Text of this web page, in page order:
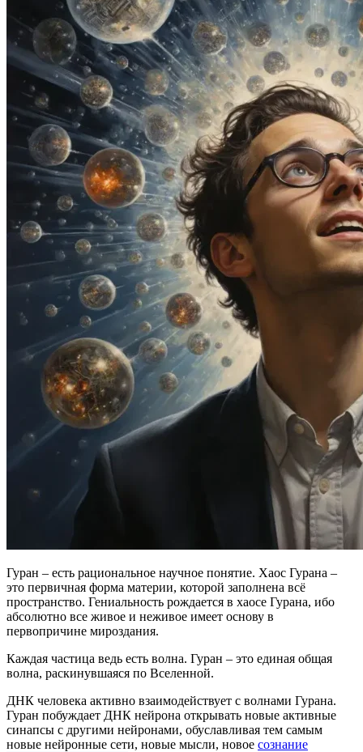
Гуран – есть рациональное научное понятие. Хаос Гурана –
это первичная форма материи, которой заполнена всё
пространство. Гениальность рождается в хаосе Гурана, ибо
абсолютно все живое и неживое имеет основу в
первопричине мироздания.
Каждая частица ведь есть волна. Гуран – это единая общая
волна, раскинувшаяся по Вселенной.
ДНК человека активно взаимодействует с волнами Гурана.
Гуран побуждает ДНК нейрона открывать новые активные
синапсы с другими нейронами, обуславливая тем самым
новые нейронные сети, новые мысли, новое сознание